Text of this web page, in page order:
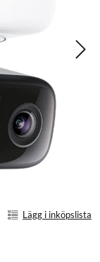
Lägg i inköpslista